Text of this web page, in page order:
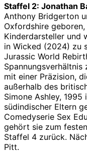
Staffel 2: Jonathan
Anthony Bridgerton
Oxfordshire
Kinderdarsteller und
in Wicked (2024) zu
Jurassic World
mit einer Präzision,
außerhalb des
Simone Ashley,
südindischer Eltern
Comedyserie Sex
gehört sie zum
Staffel 4 zurück.
Pitt.